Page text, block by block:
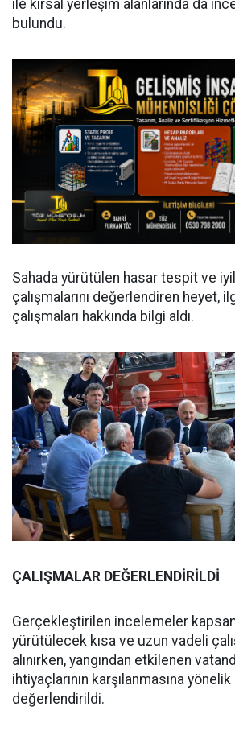
ile kırsal yerleşim alanlarında da
bulundu.
Sahada yürütülen hasar tespit ve
çalışmalarını değerlendiren heyet,
çalışmaları hakkında bilgi aldı.
ÇALIŞMALAR DEĞERLENDİRİLDİ
Gerçekleştirilen incelemeler
yürütülecek kısa ve uzun vadeli
alınırken, yangından etkilenen
ihtiyaçlarının karşılanmasına
değerlendirildi.